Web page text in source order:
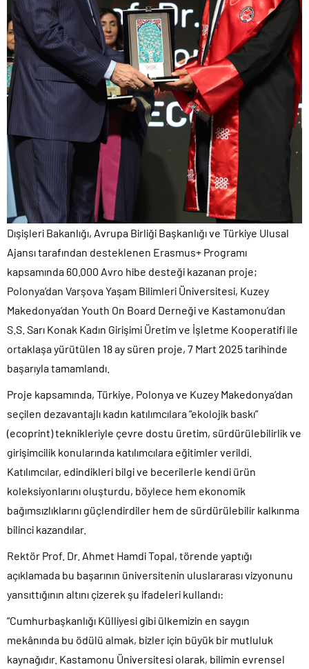
Dışişleri Bakanlığı, Avrupa Birliği Başkanlığı ve Türkiye Ulusal
Ajansı tarafından desteklenen Erasmus+ Programı
kapsamında 60.000 Avro hibe desteği kazanan proje;
Polonya’dan Varşova Yaşam Bilimleri Üniversitesi, Kuzey
Makedonya’dan Youth On Board Derneği ve Kastamonu’dan
S.S. Sarı Konak Kadın Girişimi Üretim ve İşletme Kooperatifi ile
ortaklaşa yürütülen 18 ay süren proje, 7 Mart 2025 tarihinde
başarıyla tamamlandı.
Proje kapsamında, Türkiye, Polonya ve Kuzey Makedonya’dan
seçilen dezavantajlı kadın katılımcılara “ekolojik baskı”
(ecoprint) teknikleriyle çevre dostu üretim, sürdürülebilirlik ve
girişimcilik konularında katılımcılara eğitimler verildi.
Katılımcılar, edindikleri bilgi ve becerilerle kendi ürün
koleksiyonlarını oluşturdu, böylece hem ekonomik
bağımsızlıklarını güçlendirdiler hem de sürdürülebilir kalkınma
bilinci kazandılar.
Rektör Prof. Dr. Ahmet Hamdi Topal, törende yaptığı
açıklamada bu başarının üniversitenin uluslararası vizyonunu
yansıttığının altını çizerek şu ifadeleri kullandı:
“Cumhurbaşkanlığı Külliyesi gibi ülkemizin en saygın
mekânında bu ödülü almak, bizler için büyük bir mutluluk
kaynağıdır. Kastamonu Üniversitesi olarak, bilimin evrensel